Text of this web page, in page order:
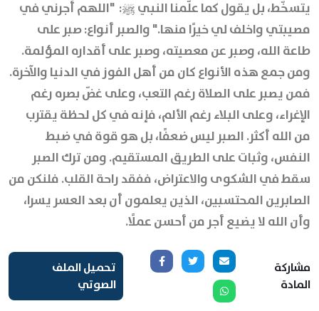
يتسخّط، بل يقول كما علّمنا النبي ﷺ: "اللهم أجرني في
مصيبتي واخلف لي خيرًا منها." والصبر أنواع: صبر على
طاعة الله، وصبر عن معصيته، وصبر على أقداره المؤلمة.
ومن جمع هذه الأنواع كان من أهل الفوز في الدنيا والآخرة.
فمن يصبر على الصلاة رغم التعب، وعلى غضّ بصره رغم
الإغراء، وعلى البلاء رغم الألم، فإنه في كل لحظة يقترب
من الله أكثر. الصبر ليس ضعفًا، بل هو قوة في ضبط
النفس، وثبات على الطريق المستقيم. ومن ترك الصبر
سقط في الشكوى والاعتراض، ففقد راحة القلب. فلنكن من
الصابرين المحتسبين، الذين يعلمون أن بعد العسر يسرا،
وأن الله لا يضيع أجر من أحسن عملًا.
مشاركة
المادة
تحميل الملف
الصوتي